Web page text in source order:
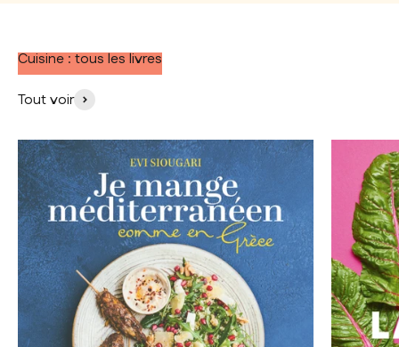
Cuisine : tous les livres
Tout voir